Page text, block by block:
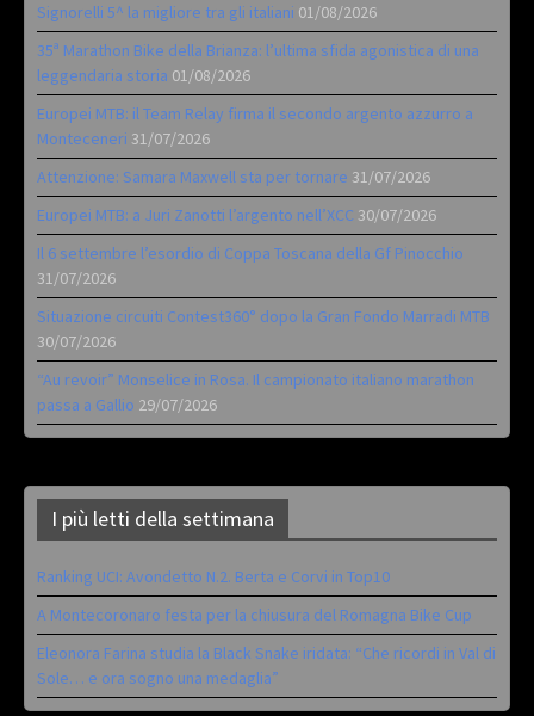
Signorelli 5^ la migliore tra gli italiani 01/08/2026
35ª Marathon Bike della Brianza: l’ultima sfida agonistica di una
leggendaria storia 01/08/2026
Europei MTB: il Team Relay firma il secondo argento azzurro a
Monteceneri 31/07/2026
Attenzione: Samara Maxwell sta per tornare 31/07/2026
Europei MTB: a Juri Zanotti l’argento nell’XCC 30/07/2026
Il 6 settembre l’esordio di Coppa Toscana della Gf Pinocchio
31/07/2026
Situazione circuiti Contest360° dopo la Gran Fondo Marradi MTB
30/07/2026
“Au revoir” Monselice in Rosa. Il campionato italiano marathon
passa a Gallio 29/07/2026
I più letti della settimana
Ranking UCI: Avondetto N.2. Berta e Corvi in Top10
A Montecoronaro festa per la chiusura del Romagna Bike Cup
Eleonora Farina studia la Black Snake iridata: “Che ricordi in Val di
Sole… e ora sogno una medaglia”